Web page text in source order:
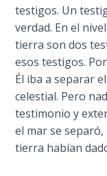
The
Struggle
for the
Birthright
The
Sons
of
God
testigos. Un
verdad. En el
tierra son dos
esos testigos.
Él iba a separar
celestial. Pero
testimonio y
el mar se
tierra habían